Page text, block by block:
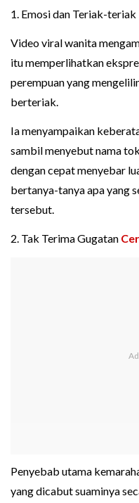
1. Emosi dan Teriak-teriak
Video viral wanita
itu memperlihatkan
perempuan yang
berteriak.
Ia menyampaikan
sambil menyebut nama
dengan cepat menyebar
bertanya-tanya apa yang
tersebut.
2. Tak Terima Gugatan
Penyebab utama
yang dicabut suaminya